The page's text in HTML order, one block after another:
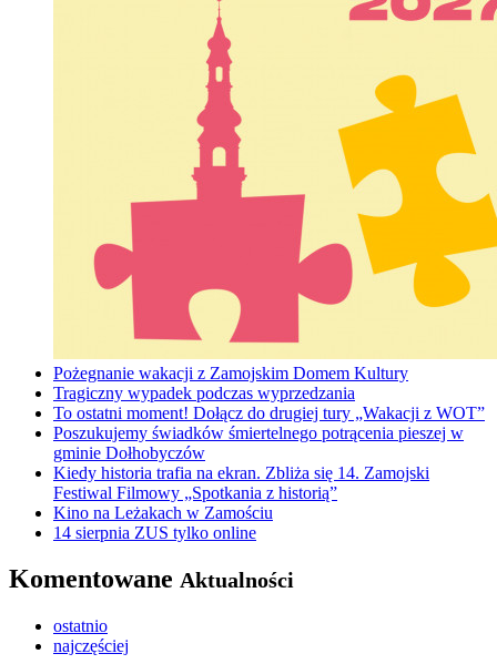
Pożegnanie wakacji z Zamojskim Domem Kultury
Tragiczny wypadek podczas wyprzedzania
To ostatni moment! Dołącz do drugiej tury „Wakacji z WOT”
Poszukujemy świadków śmiertelnego potrącenia pieszej w
gminie Dołhobyczów
Kiedy historia trafia na ekran. Zbliża się 14. Zamojski
Festiwal Filmowy „Spotkania z historią”
Kino na Leżakach w Zamościu
14 sierpnia ZUS tylko online
Komentowane Aktualności
ostatnio
najczęściej